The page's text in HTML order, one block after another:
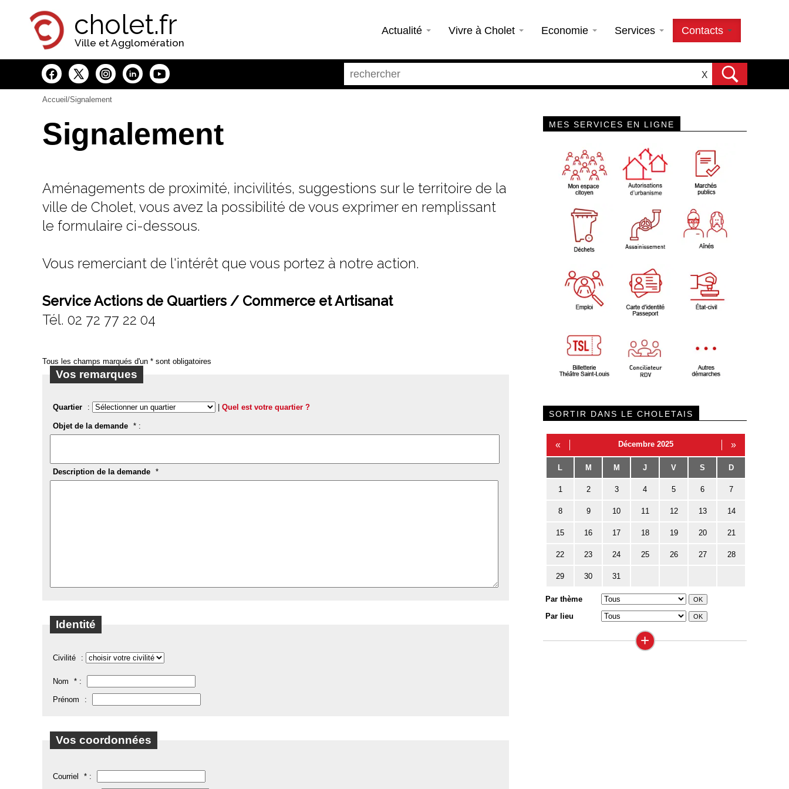
cholet.fr
Ville et Agglomération
Actualité Vivre à Cholet Economie Services Contacts
X
Accueil /Signalement
Signalement
Aménagements de proximité, incivilités, suggestions sur le territoire de la
ville de Cholet, vous avez la possibilité de vous exprimer en remplissant
le formulaire ci-dessous.
Vous remerciant de l'intérêt que vous portez à notre action.
Service Actions de Quartiers / Commerce et Artisanat
Tél. 02 72 77 22 04
Tous les champs marqués d'un * sont obligatoires
Vos remarques
Quartier : Quel est votre quartier ?
Objet de la demande * :
Description de la demande *
Identité
Civilité :
Nom * :
Prénom :
Vos coordonnées
Courriel * :
MES SERVICES EN LIGNE
SORTIR DANS LE CHOLETAIS
« Décembre 2025 »
L M M J V S D
1 2 3 4 5 6 7
8 9 10 11 12 13 14
15 16 17 18 19 20 21
22 23 24 25 26 27 28
29 30 31
Par thème
Par lieu
+